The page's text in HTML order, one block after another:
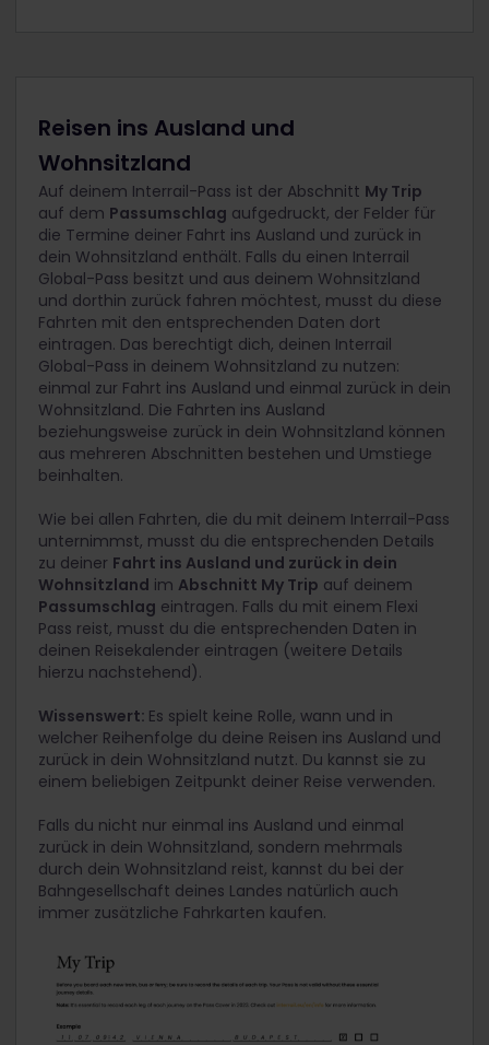
Reisen ins Ausland und
Wohnsitzland
Auf deinem Interrail-Pass ist der Abschnitt My Trip
auf dem Passumschlag aufgedruckt, der Felder für
die Termine deiner Fahrt ins Ausland und zurück in
dein Wohnsitzland enthält. Falls du einen Interrail
Global-Pass besitzt und aus deinem Wohnsitzland
und dorthin zurück fahren möchtest, musst du diese
Fahrten mit den entsprechenden Daten dort
eintragen. Das berechtigt dich, deinen Interrail
Global-Pass in deinem Wohnsitzland zu nutzen:
einmal zur Fahrt ins Ausland und einmal zurück in dein
Wohnsitzland. Die Fahrten ins Ausland
beziehungsweise zurück in dein Wohnsitzland können
aus mehreren Abschnitten bestehen und Umstiege
beinhalten.
Wie bei allen Fahrten, die du mit deinem Interrail-Pass
unternimmst, musst du die entsprechenden Details
zu deiner Fahrt ins Ausland und zurück in dein
Wohnsitzland im Abschnitt My Trip auf deinem
Passumschlag eintragen. Falls du mit einem Flexi
Pass reist, musst du die entsprechenden Daten in
deinen Reisekalender eintragen (weitere Details
hierzu nachstehend).
Wissenswert: Es spielt keine Rolle, wann und in
welcher Reihenfolge du deine Reisen ins Ausland und
zurück in dein Wohnsitzland nutzt. Du kannst sie zu
einem beliebigen Zeitpunkt deiner Reise verwenden.
Falls du nicht nur einmal ins Ausland und einmal
zurück in dein Wohnsitzland, sondern mehrmals
durch dein Wohnsitzland reist, kannst du bei der
Bahngesellschaft deines Landes natürlich auch
immer zusätzliche Fahrkarten kaufen.